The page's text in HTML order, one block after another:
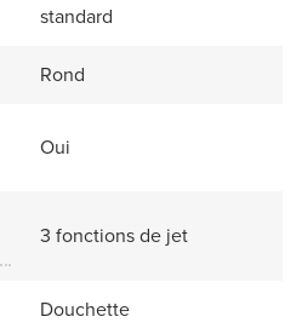
standard
Rond
Oui
3 fonctions de jet
Douchette